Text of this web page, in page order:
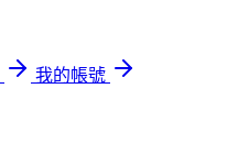
我的帳號